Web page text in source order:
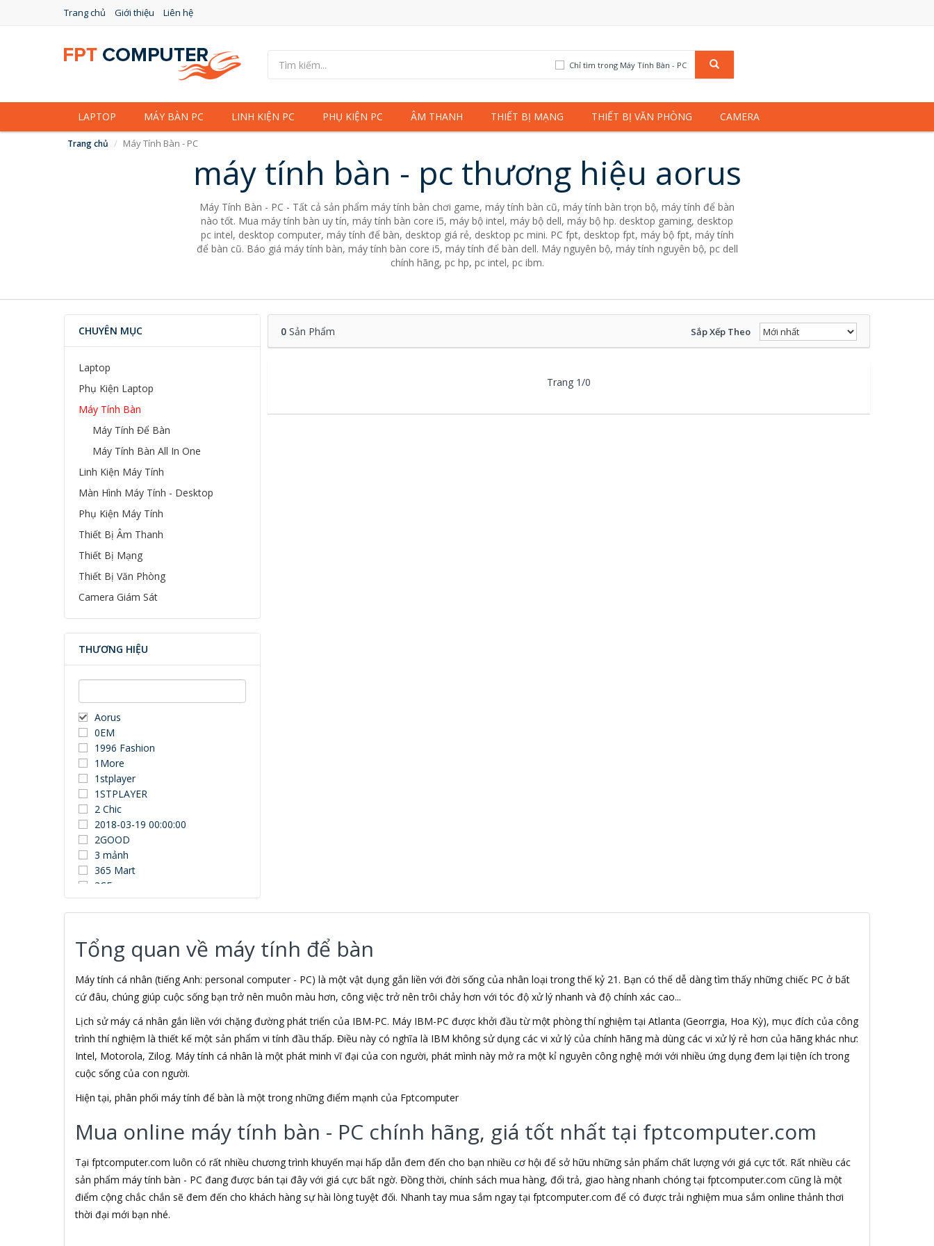
Trang chủ Giới thiệu Liên hệ
Chỉ tìm trong Máy Tính Bàn - PC
LAPTOP MÁY BÀN PC LINH KIỆN PC PHỤ KIỆN PC ÂM THANH THIẾT BỊ MẠNG THIẾT BỊ VĂN PHÒNG CAMERA
Trang chủ Máy Tính Bàn - PC
máy tính bàn - pc thương hiệu aorus
Máy Tính Bàn - PC - Tất cả sản phẩm máy tính bàn chơi game, máy tính bàn cũ, máy tính bàn trọn bộ, máy tính để bàn
nào tốt. Mua máy tính bàn uy tín, máy tính bàn core i5, máy bộ intel, máy bộ dell, máy bộ hp. desktop gaming, desktop
pc intel, desktop computer, máy tính để bàn, desktop giá rẻ, desktop pc mini. PC fpt, desktop fpt, máy bộ fpt, máy tính
để bàn cũ. Báo giá máy tính bàn, máy tính bàn core i5, máy tính để bàn dell. Máy nguyên bộ, máy tính nguyên bộ, pc dell
chính hãng, pc hp, pc intel, pc ibm.
CHUYÊN MỤC
Laptop
Phụ Kiện Laptop
Máy Tính Bàn
Máy Tính Để Bàn
Máy Tính Bàn All In One
Linh Kiện Máy Tính
Màn Hình Máy Tính - Desktop
Phụ Kiện Máy Tính
Thiết Bị Âm Thanh
Thiết Bị Mạng
Thiết Bị Văn Phòng
Camera Giám Sát
THƯƠNG HIỆU
Aorus
0EM
1996 Fashion
1More
1stplayer
1STPLAYER
2 Chic
2018-03-19 00:00:00
2GOOD
3 mảnh
365 Mart
3CE
3Dconnexion
3DUN
3M
3NOD
3OneData
4D
5ASYSTEMS
7Gift Shop
8848
A 100+
A Bonne
A Brand
A & T
Aardvark
Abel
Abo
ACASIS
Acatel
Acbel
0Sản Phẩm Sắp Xếp Theo
Trang 1/0
Tổng quan về máy tính để bàn
Máy tính cá nhân (tiếng Anh: personal computer - PC) là một vật dụng gắn liền với đời sống của nhân loại trong thế kỷ 21. Bạn có thể dễ dàng tìm thấy những chiếc PC ở bất
cứ đâu, chúng giúp cuộc sống bạn trở nên muôn màu hơn, công việc trở nên trôi chảy hơn với tóc độ xử lý nhanh và độ chính xác cao...
Lịch sử máy cá nhân gắn liền với chặng đường phát triển của IBM-PC. Máy IBM-PC được khởi đầu từ một phòng thí nghiệm tại Atlanta (Georrgia, Hoa Kỳ), mục đích của công
trình thí nghiệm là thiết kế một sản phẩm vi tính đầu thấp. Điều này có nghĩa là IBM không sử dụng các vi xử lý của chính hãng mà dùng các vi xử lý rẻ hơn của hãng khác như:
Intel, Motorola, Zilog. Máy tính cá nhân là một phát minh vĩ đại của con người, phát mình này mở ra một kỉ nguyên công nghệ mới với nhiều ứng dụng đem lại tiện ích trong
cuộc sống của con người.
Hiện tại, phân phối máy tính để bàn là một trong những điểm mạnh của Fptcomputer
Mua online máy tính bàn - PC chính hãng, giá tốt nhất tại fptcomputer.com
Tại fptcomputer.com luôn có rất nhiều chương trình khuyến mại hấp dẫn đem đến cho bạn nhiều cơ hội để sở hữu những sản phẩm chất lượng với giá cực tốt. Rất nhiều các
sản phẩm máy tính bàn - PC đang được bán tại đây với giá cực bất ngờ. Đồng thời, chính sách mua hàng, đổi trả, giao hàng nhanh chóng tại fptcomputer.com cũng là một
điểm cộng chắc chắn sẽ đem đến cho khách hàng sự hài lòng tuyệt đối. Nhanh tay mua sắm ngay tại fptcomputer.com để có được trải nghiệm mua sắm online thảnh thơi
thời đại mới bạn nhé.